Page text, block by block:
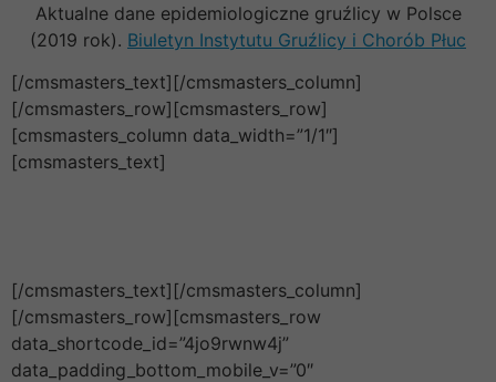
Aktualne dane epidemiologiczne gruźlicy w Polsce
(2019 rok). Biuletyn Instytutu Gruźlicy i Chorób Płuc
[/cmsmasters_text][/cmsmasters_column]
[/cmsmasters_row][cmsmasters_row]
[cmsmasters_column data_width=”1/1″]
[cmsmasters_text]
[/cmsmasters_text][/cmsmasters_column]
[/cmsmasters_row][cmsmasters_row
data_shortcode_id=”4jo9rwnw4j”
data_padding_bottom_mobile_v=”0″